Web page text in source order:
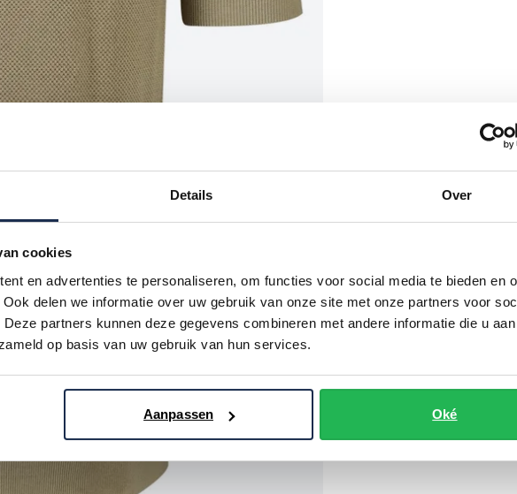
Details Over
cookies
en advertenties te personaliseren, om functies voor social media te bieden en
delen we informatie over uw gebruik van onze site met onze partners voor
partners kunnen deze gegevens combineren met andere informatie die u
op basis van uw gebruik van hun services.
Aanpassen Oké